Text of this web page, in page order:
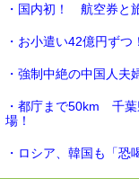
・国内初！ 航空券と
・お小遣い42億円ず
・強制中絶の中国人夫
・都庁まで50km 千
場！
・ロシア、韓国も「